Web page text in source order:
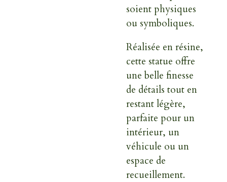
soient physiques
ou symboliques.
Réalisée en résine,
cette statue offre
une belle finesse
de détails tout en
restant légère,
parfaite pour un
intérieur, un
véhicule ou un
espace de
recueillement.